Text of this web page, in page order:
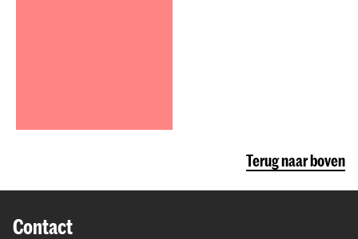
Terug naar boven
Contact